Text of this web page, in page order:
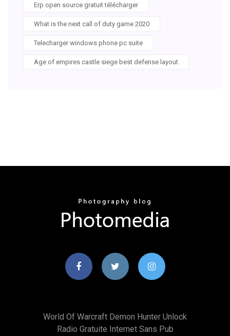
Erp open source gratuit télécharger
What is the next call of duty game 2020
Telecharger windows phone pc suite
Age of empires castle siege best defense layout
World Of Warcraft Demon Hunter Unlock
Radio Gratuite Internet Sans Pub